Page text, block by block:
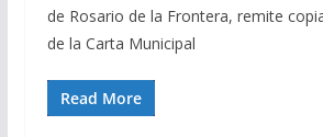
de Rosario de la Frontera, remite
de la Carta Municipal
Read More